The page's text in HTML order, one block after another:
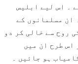
۔ اس لیے ابلیس
ان مسلمانوں کے
روح سے خالی کر دو
اس طرح ان میں
ہو جائیں ۔